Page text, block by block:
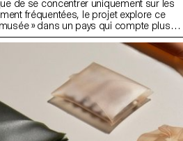
de se concentrer uniquement sur les
fréquentées, le projet explore ce
» dans un pays qui compte plus
soit l’une des plus fortes densités au